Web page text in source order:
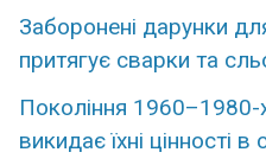
Заборонені дарунки
притягує сварки та
Покоління
викидає їхні цінності в